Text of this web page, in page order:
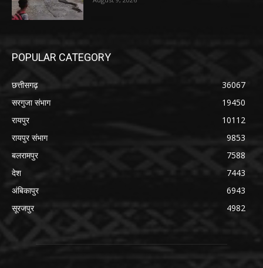
POPULAR CATEGORY
छत्तीसगढ़
36067
सरगुजा संभाग
19450
रायपुर
10112
रायपुर संभाग
9853
बलरामपुर
7588
देश
7443
अंबिकापुर
6943
सूरजपुर
4982